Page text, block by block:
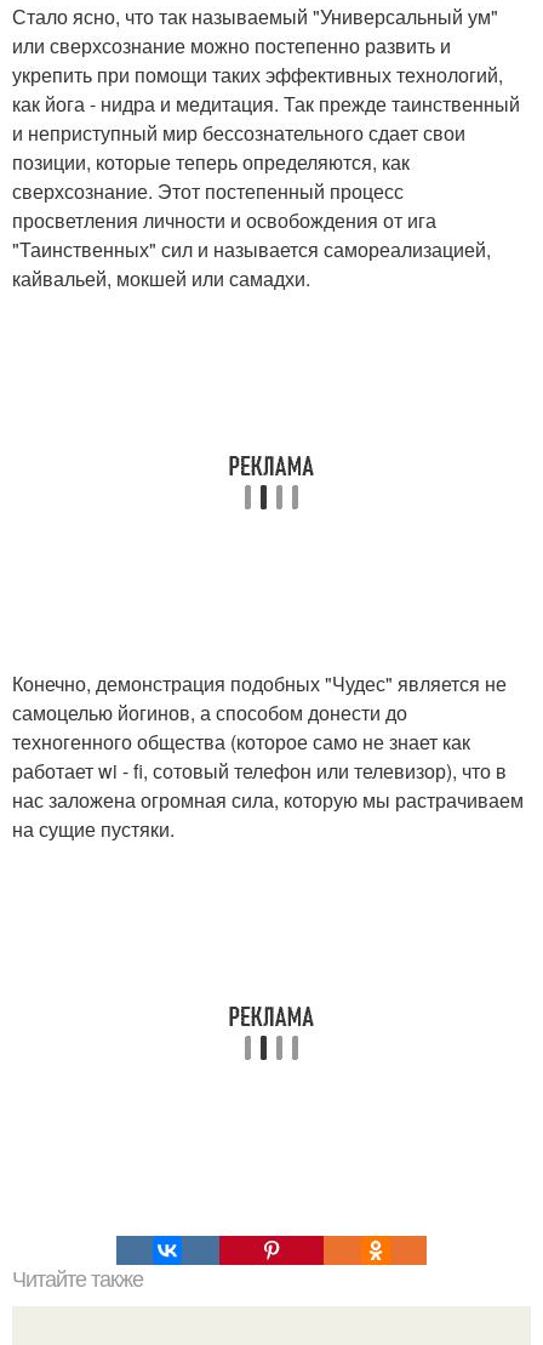
Стало ясно, что так называемый "Универсальный ум"
или сверхсознание можно постепенно развить и
укрепить при помощи таких эффективных технологий,
как йога - нидра и медитация. Так прежде таинственный
и неприступный мир бессознательного сдает свои
позиции, которые теперь определяются, как
сверхсознание. Этот постепенный процесс
просветления личности и освобождения от ига
"Таинственных" сил и называется самореализацией,
кайвальей, мокшей или самадхи.
Конечно, демонстрация подобных "Чудес" является не
самоцелью йогинов, а способом донести до
техногенного общества (которое само не знает как
работает wi - fi, сотовый телефон или телевизор), что в
нас заложена огромная сила, которую мы растрачиваем
на сущие пустяки.
Читайте также